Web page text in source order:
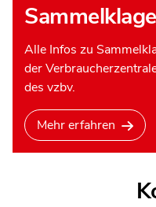
Alle Infos zu
der
des vzbv.
Mehr erfahren